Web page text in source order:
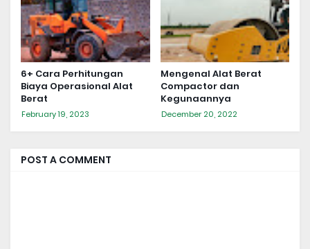
6+ Cara Perhitungan
Biaya Operasional Alat
Berat
February 19, 2023
Mengenal Alat Berat
Compactor dan
Kegunaannya
December 20, 2022
POST A COMMENT